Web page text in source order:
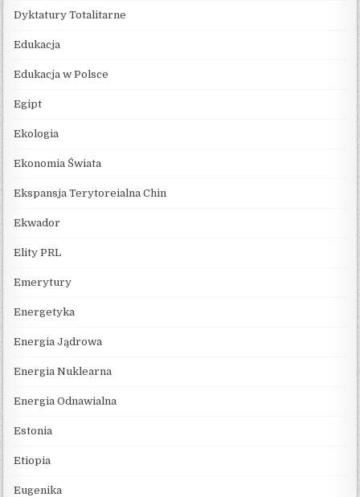
Dyktatury Totalitarne
Edukacja
Edukacja w Polsce
Egipt
Ekologia
Ekonomia Świata
Ekspansja Terytoreialna Chin
Ekwador
Elity PRL
Emerytury
Energetyka
Energia Jądrowa
Energia Nuklearna
Energia Odnawialna
Estonia
Etiopia
Eugenika